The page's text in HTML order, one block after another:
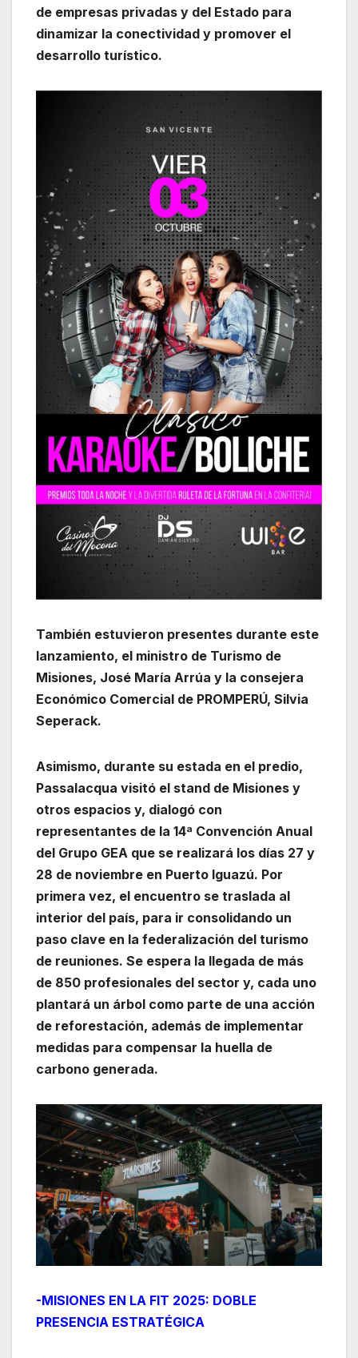
de empresas privadas y del Estado para
dinamizar la conectividad y promover el
desarrollo turístico.
También estuvieron presentes durante este
lanzamiento, el ministro de Turismo de
Misiones, José María Arrúa y la consejera
Económico Comercial de PROMPERÚ, Silvia
Seperack.
Asimismo, durante su estada en el predio,
Passalacqua visitó el stand de Misiones y
otros espacios y, dialogó con
representantes de la 14ª Convención Anual
del Grupo GEA que se realizará los días 27 y
28 de noviembre en Puerto Iguazú. Por
primera vez, el encuentro se traslada al
interior del país, para ir consolidando un
paso clave en la federalización del turismo
de reuniones. Se espera la llegada de más
de 850 profesionales del sector y, cada uno
plantará un árbol como parte de una acción
de reforestación, además de implementar
medidas para compensar la huella de
carbono generada.
-MISIONES EN LA FIT 2025: DOBLE
PRESENCIA ESTRATÉGICA